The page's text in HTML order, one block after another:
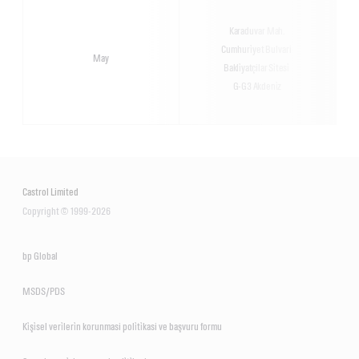
May
Karaduvar Mah.
Cumhuri̇yet Bulvari
Bakli̇yatçilar Si̇tesi̇
G-G3 Akdeni̇z
Castrol Limited
Copyright © 1999-2026
bp Global
MSDS/PDS
Ki̇şi̇sel veri̇leri̇n korunmasi poli̇ti̇kasi ve başvuru formu